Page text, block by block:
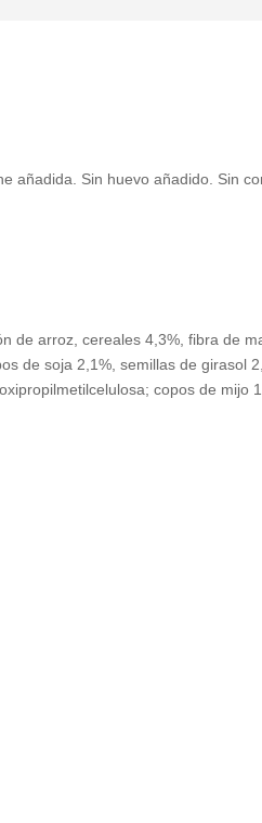
añadida. Sin huevo añadido. Sin
de arroz, cereales 4,3%, fibra de
de soja 2,1%, semillas de girasol
copos de mijo